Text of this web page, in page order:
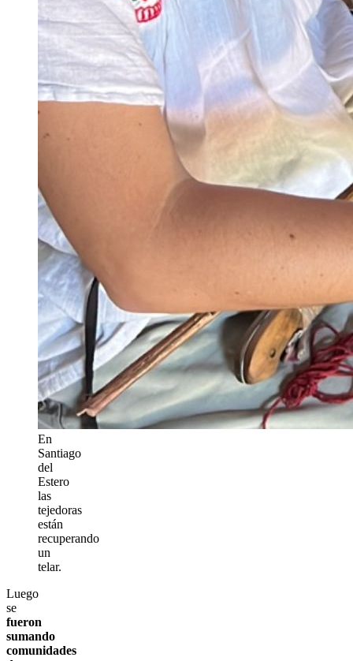
En
Santiago
del
Estero
las
tejedoras
están
recuperando
un
telar.
Luego
se
fueron
sumando
comunidades